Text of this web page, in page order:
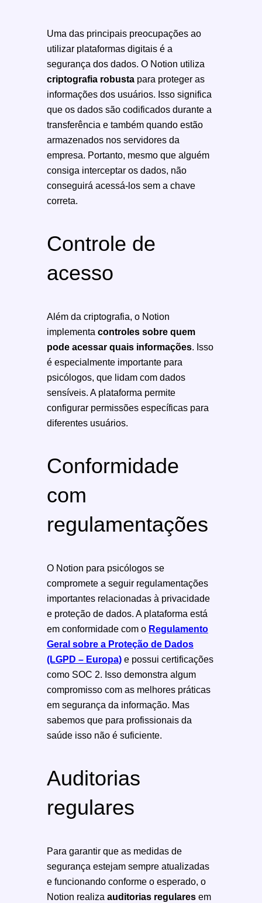
Uma das principais preocupações ao
utilizar plataformas digitais é a
segurança dos dados. O Notion utiliza
criptografia robusta para proteger as
informações dos usuários. Isso significa
que os dados são codificados durante a
transferência e também quando estão
armazenados nos servidores da
empresa. Portanto, mesmo que alguém
consiga interceptar os dados, não
conseguirá acessá-los sem a chave
correta.
Controle de
acesso
Além da criptografia, o Notion
implementa controles sobre quem
pode acessar quais informações. Isso
é especialmente importante para
psicólogos, que lidam com dados
sensíveis. A plataforma permite
configurar permissões específicas para
diferentes usuários.
Conformidade
com
regulamentações
O Notion para psicólogos se
compromete a seguir regulamentações
importantes relacionadas à privacidade
e proteção de dados. A plataforma está
em conformidade com o Regulamento
Geral sobre a Proteção de Dados
(LGPD – Europa) e possui certificações
como SOC 2. Isso demonstra algum
compromisso com as melhores práticas
em segurança da informação. Mas
sabemos que para profissionais da
saúde isso não é suficiente.
Auditorias
regulares
Para garantir que as medidas de
segurança estejam sempre atualizadas
e funcionando conforme o esperado, o
Notion realiza auditorias regulares em